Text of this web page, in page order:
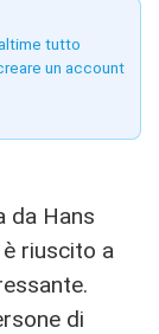
tutto
un account
da Hans
riuscito a
di